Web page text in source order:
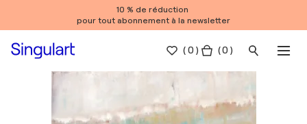
10 % de réduction
pour tout abonnement à la newsletter
(0 ) ( 0 )